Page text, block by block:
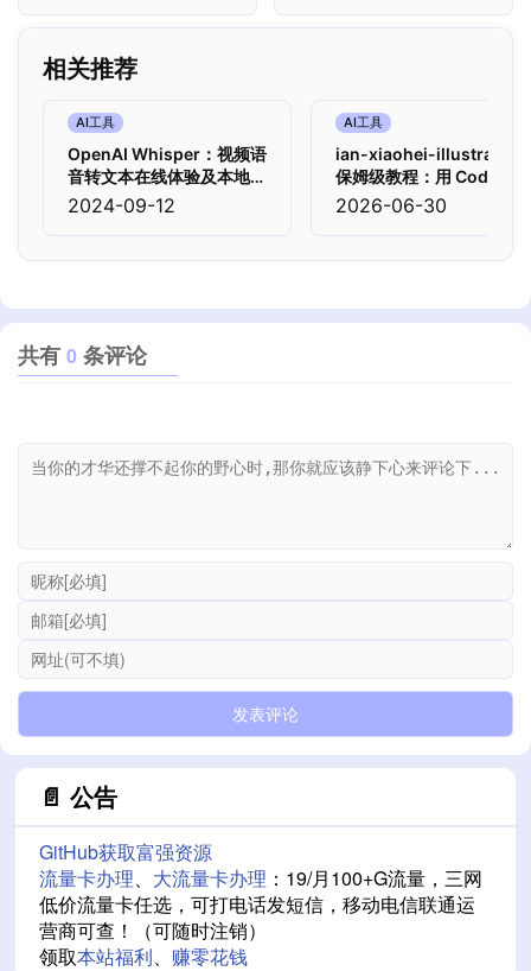
相关推荐
AI工具
OpenAI Whisper：视频语
音转文本在线体验及本地部
署
2024-09-12
AI工具
ian-xiaohei-
保姆级教程：用 Codex 给
中文文章生成小黑手绘认
2026-06-30
共有 0 条评论
📄 公告
GitHub获取富强资源
流量卡办理、 大流量卡办理 ：19/月100+G流量，三网
低价流量卡任选，可打电话发短信，移动电信联通运
营商可查！（可随时注销）
领取本站福利、 赚零花钱